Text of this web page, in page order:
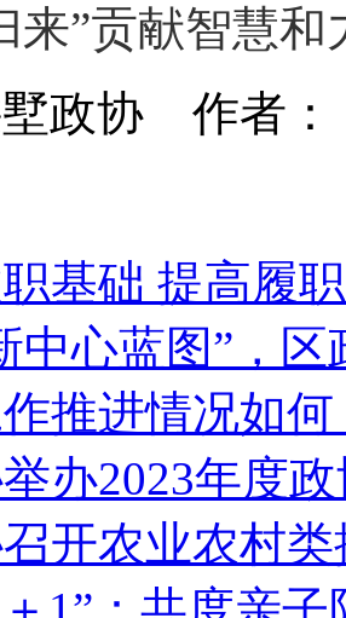
来”贡献智慧和
墅政协 作者
基础 提高履
中心蓝图”，区
推进情况如
办2023年度
开农业农村